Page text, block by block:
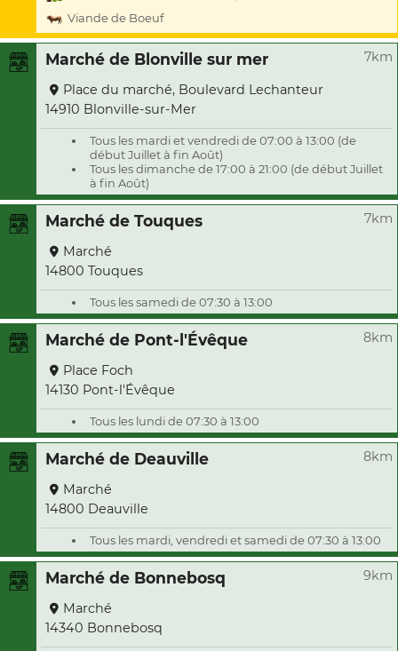
Viande de Boeuf
Marché de Blonville sur mer 7km
Place du marché, Boulevard Lechanteur
14910 Blonville-sur-Mer
Tous les mardi et vendredi de 07:00 à 13:00 (de
début Juillet à fin Août)
Tous les dimanche de 17:00 à 21:00 (de début Juillet
à fin Août)
Marché de Touques 7km
Marché
14800 Touques
Tous les samedi de 07:30 à 13:00
Marché de Pont-l'Évêque 8km
Place Foch
14130 Pont-l'Évêque
Tous les lundi de 07:30 à 13:00
Marché de Deauville 8km
Marché
14800 Deauville
Tous les mardi, vendredi et samedi de 07:30 à 13:00
Marché de Bonnebosq 9km
Marché
14340 Bonnebosq